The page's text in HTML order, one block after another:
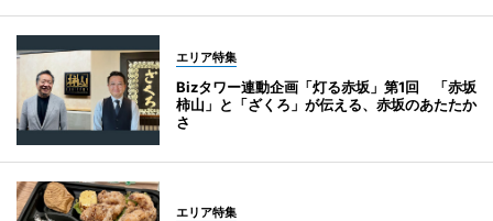
エリア特集
Bizタワー連動企画「灯る赤坂」第1回 「赤坂
柿山」と「ざくろ」が伝える、赤坂のあたたか
さ
エリア特集